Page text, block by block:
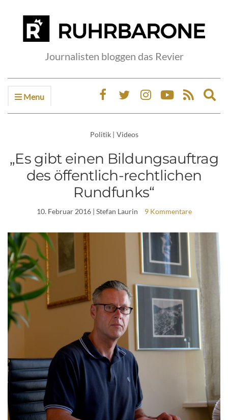
Journalisten bloggen das Revier
Menu
Politik | Videos
„Es gibt einen Bildungsauftrag
des öffentlich-rechtlichen
Rundfunks“
10. Februar 2016| Stefan Laurin 9 Kommentare